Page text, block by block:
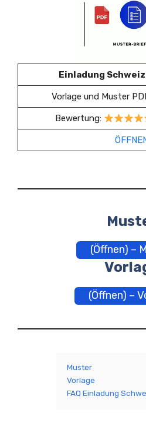
Einladung
Vorlage und Muster
Bewertung:
(Öffnen) –
(Öffnen) –
Muster
Vorlage
FAQ Einladung